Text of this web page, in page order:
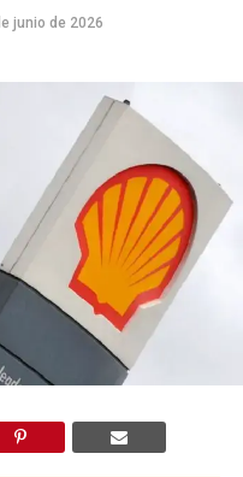
junio de 2026